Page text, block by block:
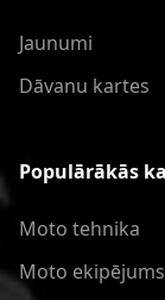
Jaunumi
Dāvanu kartes
Populārākās
Moto tehnika
Moto ekipējums